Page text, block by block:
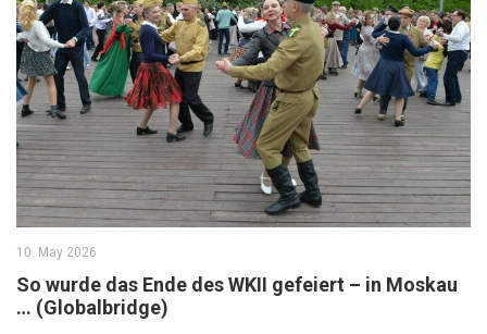
10. May 2026
So wurde das Ende des WKII gefeiert – in Moskau
… (Globalbridge)